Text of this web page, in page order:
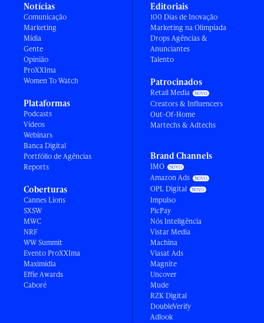
Notícias
Comunicação
Marketing
Mídia
Gente
Opinião
ProXXIma
Women To Watch
Plataformas
Podcasts
Vídeos
Webinars
Banca Digital
Portfólio de Agências
Reports
Coberturas
Cannes Lions
SXSW
MWC
NRF
WW Summit
Evento ProXXIma
Maximídia
Effie Awards
Caboré
Editoriais
100 Dias de Inovação
Marketing na Olimpíada
Drops Agências &
Anunciantes
Talento
Patrocinados
Retail Media
Creators & Influencers
Out-Of-Home
Martechs & Adtechs
Brand Channels
IMO
Amazon Ads
OPL Digital
Impulso
PicPay
Nós Inteligência
Vistar Media
Machina
Viasat Ads
Magnite
Uncover
Mude
RZK Digital
DoubleVerify
Adlook